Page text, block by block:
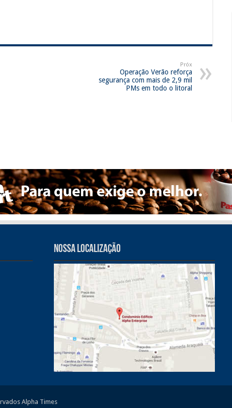
Próx
Operação Verão reforça
segurança com mais de 2,9 mil
PMs em todo o litoral
Nossa Localização
Alpha Times